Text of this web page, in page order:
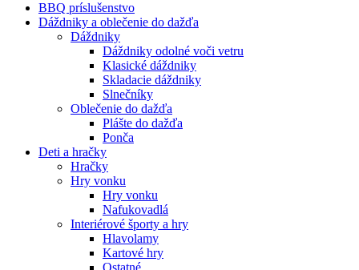
BBQ príslušenstvo
Dáždniky a oblečenie do dažďa
Dáždniky
Dáždniky odolné voči vetru
Klasické dáždniky
Skladacie dáždniky
Slnečníky
Oblečenie do dažďa
Plášte do dažďa
Ponča
Deti a hračky
Hračky
Hry vonku
Hry vonku
Nafukovadlá
Interiérové športy a hry
Hlavolamy
Kartové hry
Ostatné